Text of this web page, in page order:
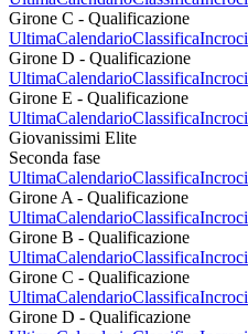
Girone C - Qualificazione
UltimaCalendarioClassificaIncroci
Girone D - Qualificazione
UltimaCalendarioClassificaIncroci
Girone E - Qualificazione
UltimaCalendarioClassificaIncroci
Giovanissimi Elite
Seconda fase
UltimaCalendarioClassificaIncroci
Girone A - Qualificazione
UltimaCalendarioClassificaIncroci
Girone B - Qualificazione
UltimaCalendarioClassificaIncroci
Girone C - Qualificazione
UltimaCalendarioClassificaIncroci
Girone D - Qualificazione